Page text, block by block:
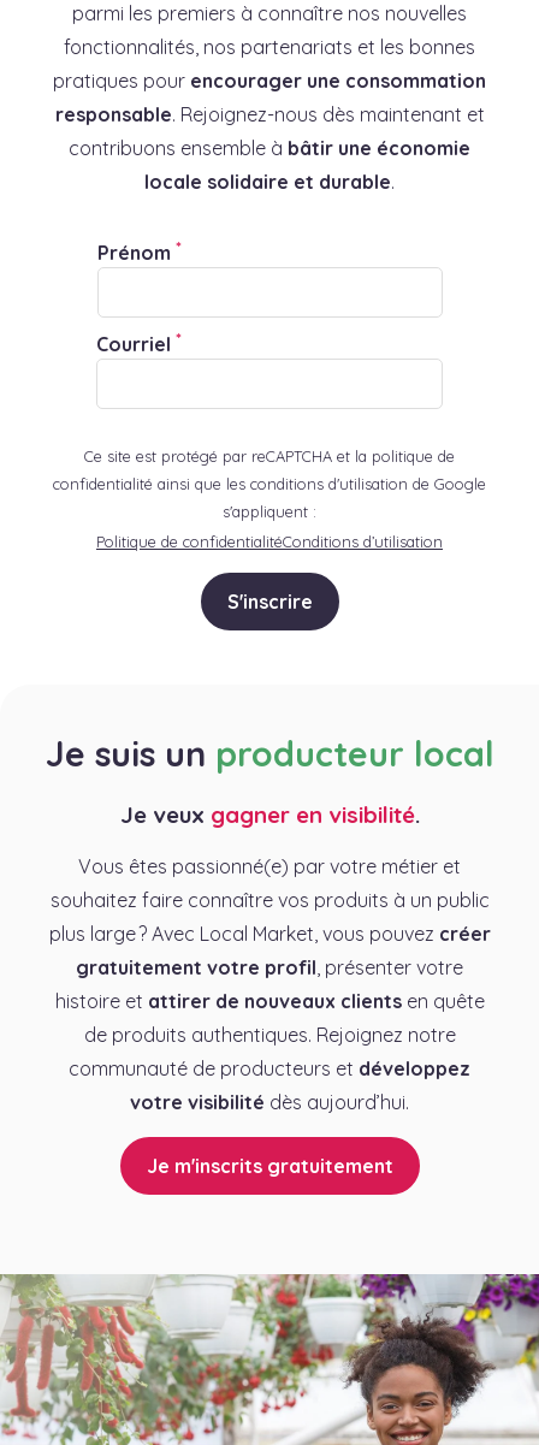
parmi les premiers à connaître nos nouvelles
fonctionnalités, nos partenariats et les bonnes
pratiques pour encourager une consommation
responsable. Rejoignez-nous dès maintenant et
contribuons ensemble à bâtir une économie
locale solidaire et durable.
Prénom *
Courriel *
Ce site est protégé par reCAPTCHA et la politique de
confidentialité ainsi que les conditions d'utilisation de Google
s'appliquent :
Politique de confidentialitéConditions d’utilisation
S'inscrire
Je suis un producteur local
Je veux gagner en visibilité.
Vous êtes passionné(e) par votre métier et
souhaitez faire connaître vos produits à un public
plus large ? Avec Local Market, vous pouvez créer
gratuitement votre profil , présenter votre
histoire et attirer de nouveaux clientsen quête
de produits authentiques. Rejoignez notre
communauté de producteurs et développez
votre visibilité dès aujourd’hui.
Je m'inscrits gratuitement